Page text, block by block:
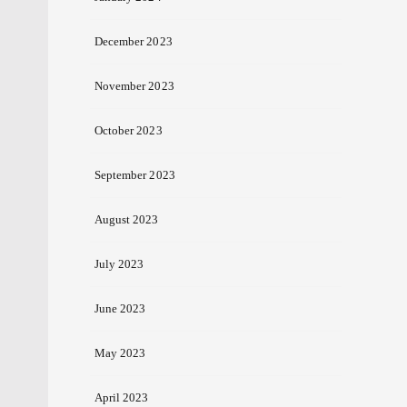
December 2023
November 2023
October 2023
September 2023
August 2023
July 2023
June 2023
May 2023
April 2023